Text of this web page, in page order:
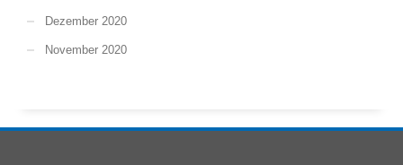
Dezember 2020
November 2020